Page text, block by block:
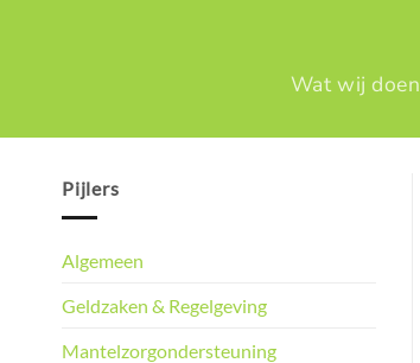
Wat wij doen
Pijlers
Algemeen
Geldzaken & Regelgeving
Mantelzorgondersteuning